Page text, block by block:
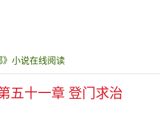
》小说在线阅读
五十一章 登门求治